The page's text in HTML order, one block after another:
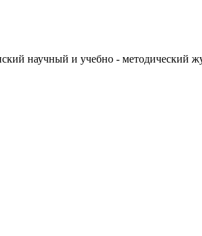
научный и учебно - методический